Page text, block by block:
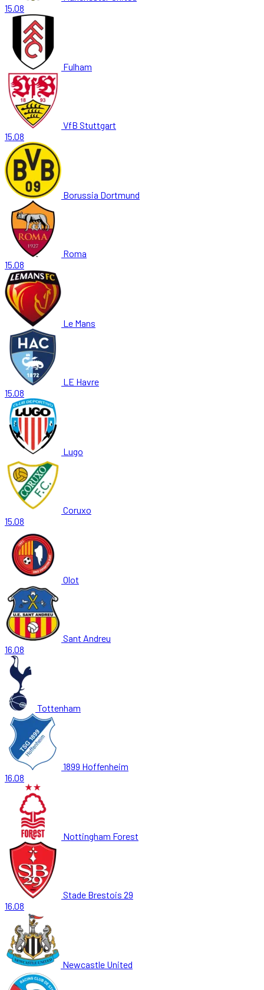
15.08
Fulham
VfB Stuttgart
15.08
Borussia Dortmund
Roma
15.08
Le Mans
LE Havre
15.08
Lugo
Coruxo
15.08
Olot
Sant Andreu
16.08
Tottenham
1899 Hoffenheim
16.08
Nottingham Forest
Stade Brestois 29
16.08
Newcastle United